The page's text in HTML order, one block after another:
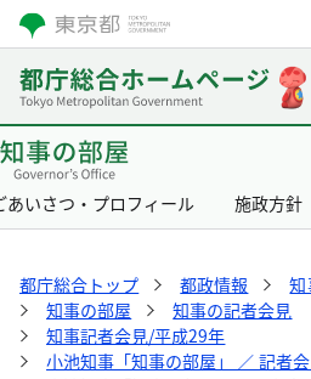
あいさつ・プロフィール 施政方針
都庁総合トップ 都政情報
知
知事の部屋
知事の記者会見
知事記者会見/平成29年
小池知事「知事の部屋」 ／ 記者会